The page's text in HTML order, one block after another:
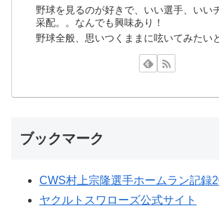
野球を見るのが好きで、いい選手、いい
采配。。なんでも興味あり！
野球全般、思いつくままに呟いてみたい
ブックマーク
CWS村上宗隆選手ホームラン記録
ヤクルトスワローズ公式サイト